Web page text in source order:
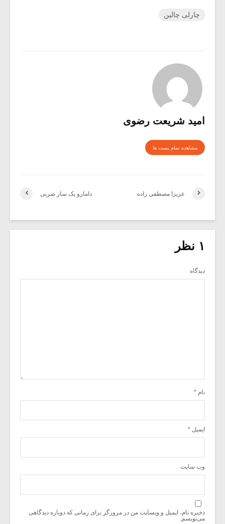
چارلی چالین
امید شریعت رضوی
مشاهده تمام پست ها
دامارو یک ساز ضربی عزیزا مصطفی زاده
۱ نظر
دیدگاه
نام *
ایمیل *
وب‌ سایت
ذخیره نام، ایمیل و وبسایت من در مرورگر برای زمانی که دوباره دیدگاهی
می‌نویسم.